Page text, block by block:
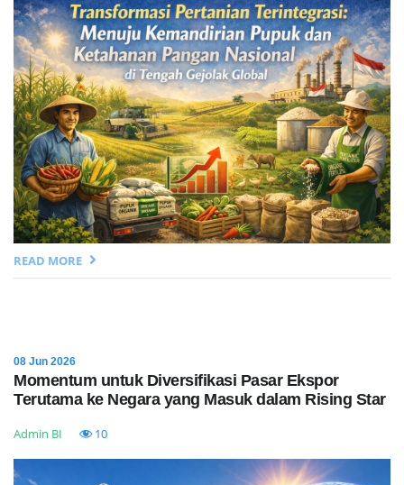
READ MORE
08 Jun 2026
Momentum untuk Diversifikasi Pasar Ekspor
Terutama ke Negara yang Masuk dalam Rising Star
Admin BI 10